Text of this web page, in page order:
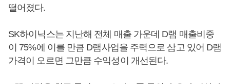
떨어졌다.
SK하이닉스는 지난해 전체 매출 가운데 D램 매출비중
이 75%에 이를 만큼 D램사업을 주력으로 삼고 있어 D램
가격이 오르면 그만큼 수익성이 개선된다.